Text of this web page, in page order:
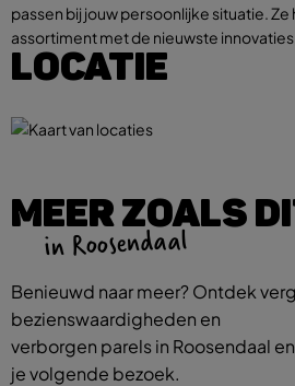
passen bij jouw persoonlijke situatie.
assortiment met de nieuwste
LOCATIE
MEER ZOALS
in Roosendaal
Benieuwd naar meer? Ontdek
bezienswaardigheden en
verborgen parels in Roosendaal
je volgende bezoek.